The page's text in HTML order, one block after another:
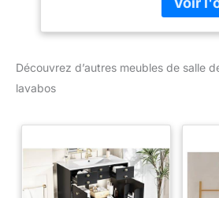
haut) | 2
minérale
Simple et
robinets,
siphons
Découvrez d’autres meubles de salle
lavabos